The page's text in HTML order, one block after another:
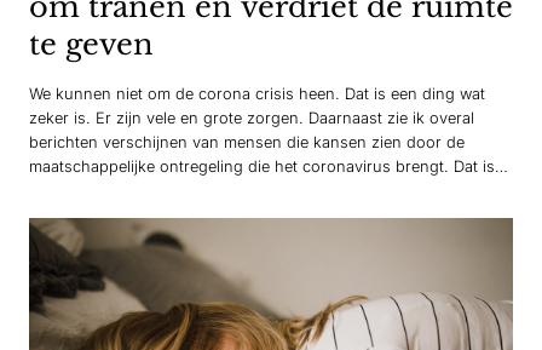
te geven
We kunnen niet om de corona crisis heen. Dat is een ding wat
zeker is. Er zijn vele en grote zorgen. Daarnaast zie ik overal
berichten verschijnen van mensen die kansen zien door de
maatschappelijke ontregeling die het coronavirus brengt. Dat is
het beste…